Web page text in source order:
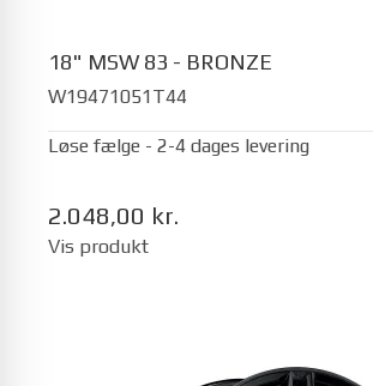
18" MSW 83 - BRONZE
W19471051T44
Løse fælge - 2-4 dages levering
2.048,00 kr.
Vis produkt